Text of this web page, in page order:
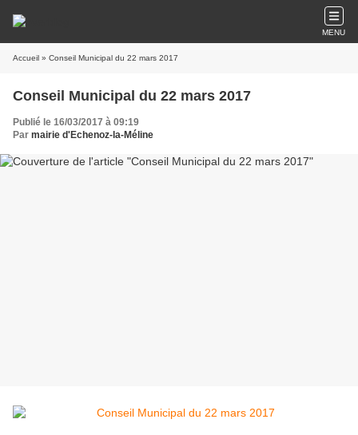
MENU
Accueil » Conseil Municipal du 22 mars 2017
Conseil Municipal du 22 mars 2017
Publié le 16/03/2017 à 09:19
Par mairie d'Echenoz-la-Méline